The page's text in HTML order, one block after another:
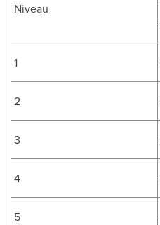
Niveau
1
2
3
4
5